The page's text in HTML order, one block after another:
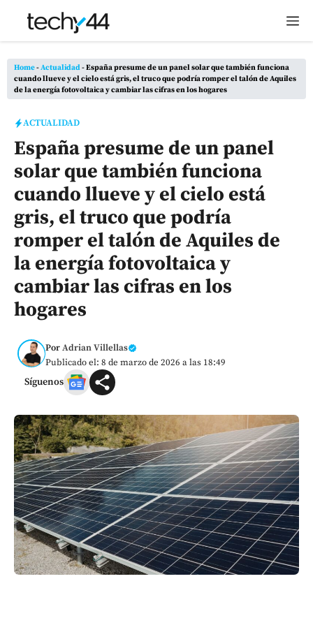
Saltar
Home-Actualidad-España presume de un panel solar que también funciona
cuando llueve y el cielo está gris, el truco que podría romper el talón de Aquiles
de la energía fotovoltaica y cambiar las cifras en los hogares
ACTUALIDAD
España presume de un panel
solar que también funciona
cuando llueve y el cielo está
gris, el truco que podría
romper el talón de Aquiles de
la energía fotovoltaica y
cambiar las cifras en los
hogares
PorAdrian Villellas
Publicado el: 8 de marzo de 2026 a las 18:49
Síguenos